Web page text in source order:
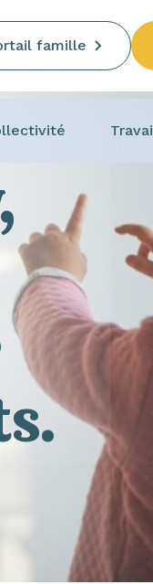
famille